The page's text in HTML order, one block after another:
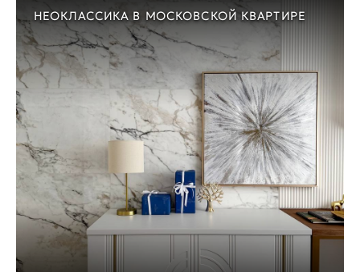
НЕОКЛАССИКА В МОСКОВСКОЙ КВАРТИРЕ